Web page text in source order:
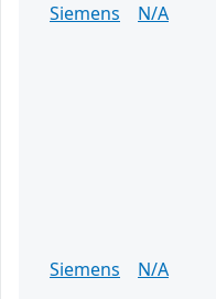
Siemens
N/A
Siemens
N/A